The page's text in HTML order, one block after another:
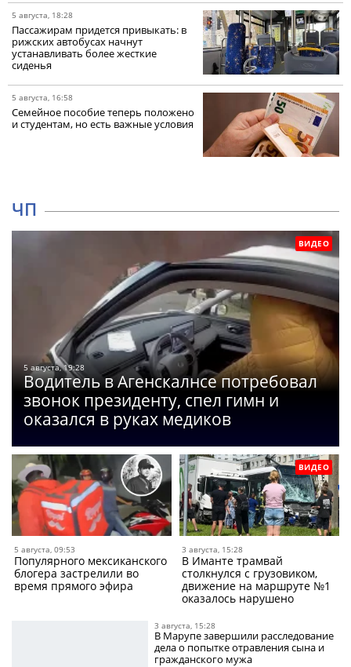
5 августа, 18:28
Пассажирам придется привыкать: в
рижских автобусах начнут
устанавливать более жесткие
сиденья
5 августа, 16:58
Семейное пособие теперь положено
и студентам, но есть важные условия
ЧП
ВИДЕО
5 августа, 19:28
Водитель в Агенскалнсе потребовал
звонок президенту, спел гимн и
оказался в руках медиков
5 августа, 09:53
Популярного мексиканского
блогера застрелили во
время прямого эфира
ВИДЕО
3 августа, 15:28
В Иманте трамвай
столкнулся с грузовиком,
движение на маршруте №1
оказалось нарушено
3 августа, 15:28
В Марупе завершили расследование
дела о попытке отравления сына и
гражданского мужа